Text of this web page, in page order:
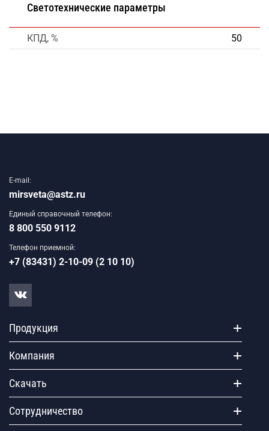
Светотехнические параметры
КПД, % 50
E-mail:
mirsveta@astz.ru
Единый справочный телефон:
8 800 550 9112
Телефон приемной:
+7 (83431) 2-10-09 (2 10 10)
Продукция
Компания
Скачать
Сотрудничество